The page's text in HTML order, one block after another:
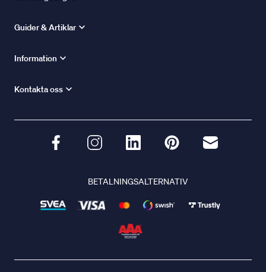
Guider & Artiklar
Information
Kontakta oss
BETALNINGSALTERNATIV